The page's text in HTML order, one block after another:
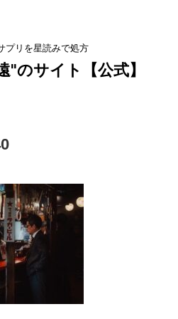
プリを星読みで処方
"のサイト【公式】